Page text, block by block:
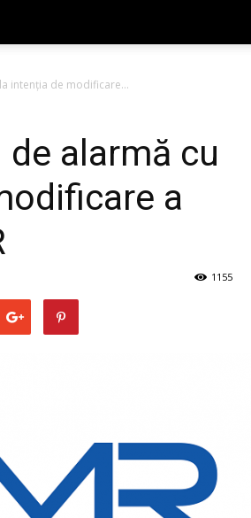
intenția de modificare...
alarmă cu
a
1155